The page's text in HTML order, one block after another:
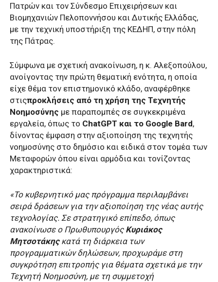
Πατρών και τον Σύνδεσμο Επιχειρήσεων και
Βιομηχανιών Πελοποννήσου και Δυτικής Ελλάδας,
με την τεχνική υποστήριξη της ΚΕΔΗΠ, στην πόλη
της Πάτρας.
Σύμφωνα με σχετική ανακοίνωση, η κ. Αλεξοπούλου,
ανοίγοντας την πρώτη θεματική ενότητα, η οποία
είχε θέμα τον επιστημονικό κλάδο, αναφέρθηκε
στιςπροκλήσεις από τη χρήση της Τεχνητής
Νοημοσύνης με παραπομπές σε συγκεκριμένα
εργαλεία, όπως το ChatGPT και το Google Bard,
δίνοντας έμφαση στην αξιοποίηση της τεχνητής
νοημοσύνης στο δημόσιο και ειδικά στον τομέα των
Μεταφορών όπου είναι αρμόδια και τονίζοντας
χαρακτηριστικά:
«Το κυβερνητικό μας πρόγραμμα περιλαμβάνει
σειρά δράσεων για την αξιοποίηση της νέας αυτής
τεχνολογίας. Σε στρατηγικό επίπεδο, όπως
ανακοίνωσε ο ΠρωθυπουργόςΚυριάκος
Μητσοτάκηςκατά τη διάρκεια των
προγραμματικών δηλώσεων, προχωράμε στη
συγκρότηση επιτροπής για θέματα σχετικά με την
Τεχνητή Νοημοσύνη, με τη συμμετοχή